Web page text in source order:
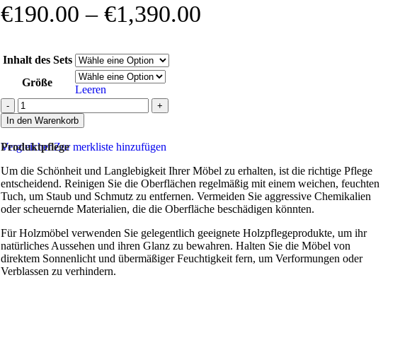
€190.00 – €1,390.00
Inhalt des Sets
Größe
Leeren
In den Warenkorb
VergleichenZur merkliste hinzufügen
Produktpflege
Um die Schönheit und Langlebigkeit Ihrer Möbel zu erhalten, ist die richtige Pflege
entscheidend. Reinigen Sie die Oberflächen regelmäßig mit einem weichen, feuchten
Tuch, um Staub und Schmutz zu entfernen. Vermeiden Sie aggressive Chemikalien
oder scheuernde Materialien, die die Oberfläche beschädigen könnten.
Für Holzmöbel verwenden Sie gelegentlich geeignete Holzpflegeprodukte, um ihr
natürliches Aussehen und ihren Glanz zu bewahren. Halten Sie die Möbel von
direktem Sonnenlicht und übermäßiger Feuchtigkeit fern, um Verformungen oder
Verblassen zu verhindern.